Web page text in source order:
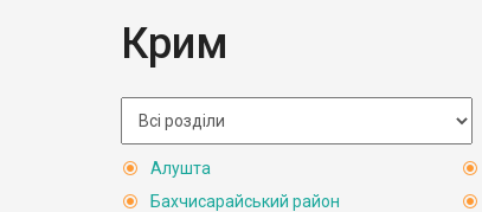
Крим
Алушта
Бахчисарайський район